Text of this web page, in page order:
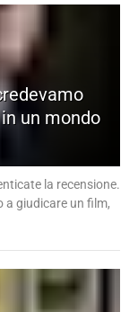
un mondo
la recensione.
a giudicare un film,